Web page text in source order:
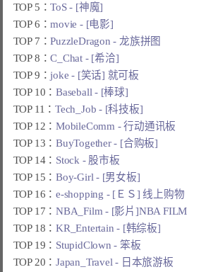
TOP 5：ToS - [神魔]
TOP 6：movie - [电影]
TOP 7：PuzzleDragon - 龙族拼图
TOP 8：C_Chat - [希洽]
TOP 9：joke - [笑话] 就可板
TOP 10：Baseball - [棒球]
TOP 11：Tech_Job - [科技板]
TOP 12：MobileComm - 行动通讯板
TOP 13：BuyTogether - [合购板]
TOP 14： Stock - 股市板
TOP 15：Boy-Girl - [男女板]
TOP 16：e-shopping - [ＥＳ] 线上购物
TOP 17：NBA_Film - [影片]NBA FILM
TOP 18：KR_Entertain - [韩综板]
TOP 19： StupidClown - 笨板
TOP 20：Japan_Travel - 日本旅游板